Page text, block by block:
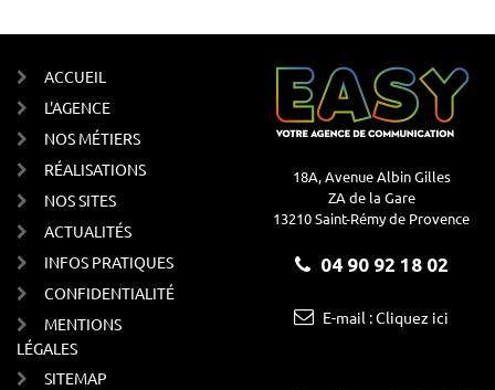
ACCUEIL
L'AGENCE
NOS MÉTIERS
RÉALISATIONS
NOS SITES
ACTUALITÉS
INFOS PRATIQUES
CONFIDENTIALITÉ
MENTIONS
LÉGALES
SITEMAP
18A, Avenue Albin Gilles
ZA de la Gare
13210 Saint-Rémy de Provence
04 90 92 18 02
E-mail : Cliquez ici